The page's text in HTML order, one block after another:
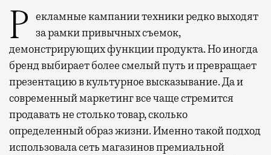
Рекламные кампании техники редко выходят
за рамки привычных съемок,
демонстрирующих функции продукта. Но иногда
бренд выбирает более смелый путь и превращает
презентацию в культурное высказывание. Да и
современный маркетинг все чаще стремится
продавать не столько товар, сколько
определенный образ жизни. Именно такой подход
использовала сеть магазинов премиальной